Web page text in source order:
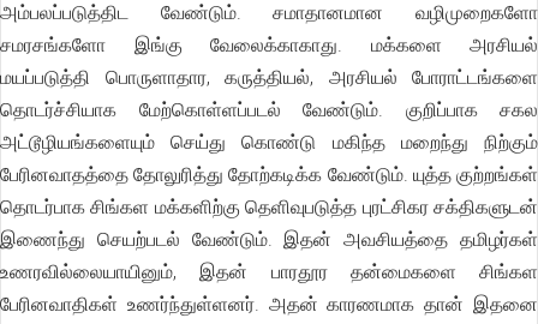
அம்பலப்படுத்திட வேண்டும். சமாதானமான வழிமுறைகளோ
சமரசங்களோ இங்கு வேலைக்காகாது. மக்களை அரசியல்
மயப்படுத்தி பொருளாதார, கருத்தியல், அரசியல் போராட்டங்களை
தொடர்ச்சியாக மேற்கொள்ளப்படல் வேண்டும். குறிப்பாக சகல
அட்டூழியங்களையும் செய்து கொண்டு மகிந்த மறைந்து நிற்கும்
பேரினவாதத்தை தோலுரித்து தோற்கடிக்க வேண்டும். யுத்த குற்றங்கள்
தொடர்பாக சிங்கள மக்களிற்கு தெளிவுபடுத்த புரட்சிகர சக்திகளுடன்
இணைந்து செயற்படல் வேண்டும். இதன் அவசியத்தை தமிழர்கள்
உணரவில்லையாயினும், இதன் பாரதூர தன்மைகளை சிங்கள
பேரினவாதிகள் உணர்ந்துள்ளனர். அதன் காரணமாக தான் இதனை